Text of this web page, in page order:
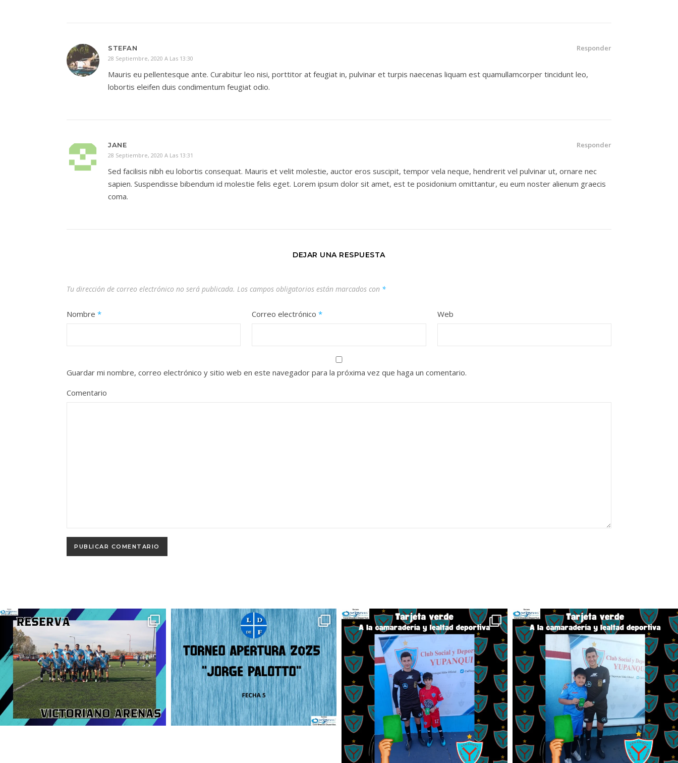
STEFAN
28 Septiembre, 2020 A Las 13:30
Responder
Mauris eu pellentesque ante. Curabitur leo nisi, porttitor at feugiat in, pulvinar et turpis naecenas liquam est quamullamcorper tincidunt leo,
lobortis eleifen duis condimentum feugiat odio.
JANE
28 Septiembre, 2020 A Las 13:31
Responder
Sed facilisis nibh eu lobortis consequat. Mauris et velit molestie, auctor eros suscipit, tempor vela neque, hendrerit vel pulvinar ut, ornare nec
sapien. Suspendisse bibendum id molestie felis eget. Lorem ipsum dolor sit amet, est te posidonium omittantur, eu eum noster alienum graecis
coma.
DEJAR UNA RESPUESTA
Tu dirección de correo electrónico no será publicada. Los campos obligatorios están marcados con *
Nombre * Correo electrónico* Web
Guardar mi nombre, correo electrónico y sitio web en este navegador para la próxima vez que haga un comentario.
Comentario